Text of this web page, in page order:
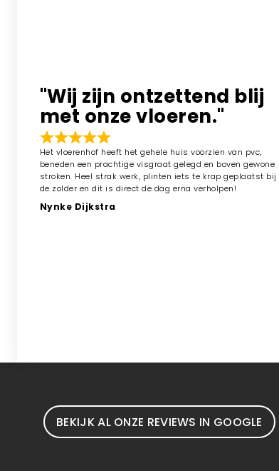
"Wij zijn ontzettend blij
met onze vloeren."
Het vloerenhof heeft het gehele huis voorzien van pvc,
beneden een prachtige visgraat gelegd en boven gewone
stroken. Heel strak werk, plinten iets te krap geplaatst bij
de zolder en dit is direct de dag erna verholpen!
Nynke Dijkstra
BEKIJK AL ONZE REVIEWS IN GOOGLE